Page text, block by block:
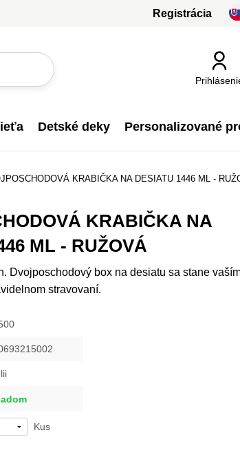
Registrácia
€ - EUR
Detské deky Personalizované
KRABIČKA NA DESIATU 1446 ML -
KRABIČKA NA
ML - RUŽOVÁ
Dvojposchodový box na desiatu sa stane
stravovaní.
Kus